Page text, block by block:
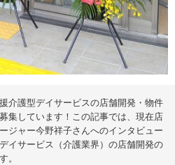
介護型デイサービスの店舗開発・物件
集しています！この記事では、現在店
ジャー今野祥子さんへのインタビュー
イサービス（介護業界）の店舗開発の
。